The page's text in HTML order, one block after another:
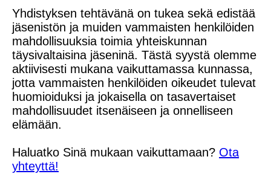
Yhdistyksen tehtävänä on tukea sekä edistää
jäsenistön ja muiden vammaisten henkilöiden
mahdollisuuksia toimia yhteiskunnan
täysivaltaisina jäseninä. Tästä syystä olemme
aktiivisesti mukana vaikuttamassa kunnassa,
jotta vammaisten henkilöiden oikeudet tulevat
huomioiduksi ja jokaisella on tasavertaiset
mahdollisuudet itsenäiseen ja onnelliseen
elämään.
Haluatko Sinä mukaan vaikuttamaan? Ota
yhteyttä!